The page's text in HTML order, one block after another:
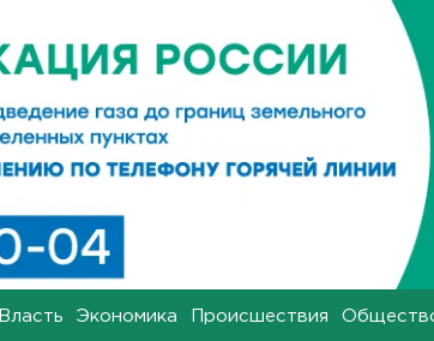
Власть Экономика Происшествия